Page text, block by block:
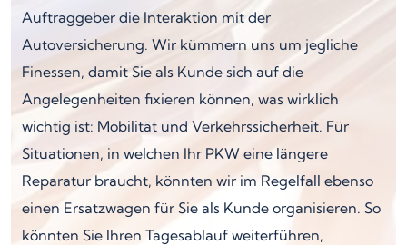
Auftraggeber die Interaktion mit der
Autoversicherung. Wir kümmern uns um jegliche
Finessen, damit Sie als Kunde sich auf die
Angelegenheiten fixieren können, was wirklich
wichtig ist: Mobilität und Verkehrssicherheit. Für
Situationen, in welchen Ihr PKW eine längere
Reparatur braucht, könnten wir im Regelfall ebenso
einen Ersatzwagen für Sie als Kunde organisieren. So
könnten Sie Ihren Tagesablauf weiterführen,